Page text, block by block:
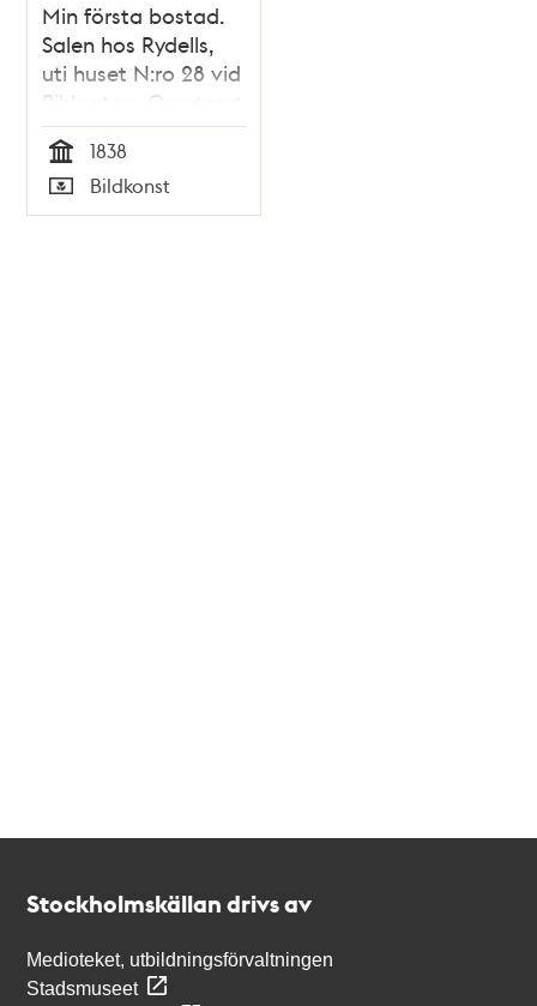
Min första bostad.
Salen hos Rydells,
uti huset N:ro 28 vid
Pihlgatan, Qvarteret
Bäckbrännaren
mindre (nedra
botten) (kopia,
utförd av Annastina
Tid
1838
Typ
Bildkonst
Stockholmskällan drivs av
Medioteket, utbildningsförvaltningen
Stadsmuseet